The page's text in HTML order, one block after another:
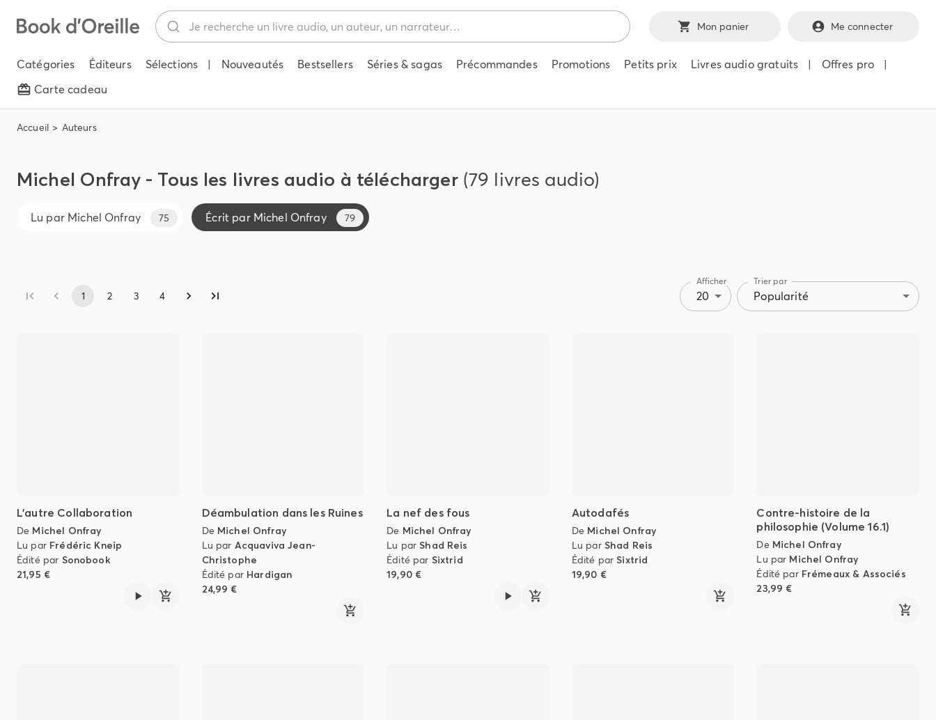
Mon panier Me connecter
Catégories Éditeurs Sélections | Nouveautés Bestsellers Séries & sagas Précommandes Promotions Petits prix Livres audio gratuits | Offres pro
|
Carte cadeau
Accueil Auteurs
Michel Onfray - Tous les livres audio à télécharger (79 livres audio)
Lu par Michel Onfray 75 Écrit par Michel Onfray 79
1 2 3 4
Afficher
20
Trier par
Popularité
L’autre Collaboration
De Michel Onfray
Lu par Frédéric Kneip
Édité par Sonobook
21,95 €
Déambulation dans les Ruines
De Michel Onfray
Lu par Acquaviva Jean-
Christophe
Édité par Hardigan
24,99 €
La nef des fous
De Michel Onfray
Lu par Shad Reis
Édité par Sixtrid
19,90 €
Autodafés
De Michel Onfray
Lu par Shad Reis
Édité par Sixtrid
19,90 €
Contre-histoire de la
philosophie (Volume 16.1)
De Michel Onfray
Lu par Michel Onfray
Édité par Frémeaux & Associés
23,99 €